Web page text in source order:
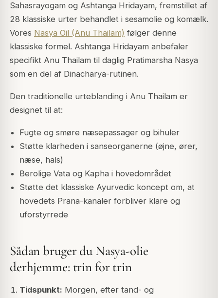
Sahasrayogam og Ashtanga Hridayam, fremstillet af
28 klassiske urter behandlet i sesamolie og komælk.
Vores Nasya Oil (Anu Thailam) følger denne
klassiske formel. Ashtanga Hridayam anbefaler
specifikt Anu Thailam til daglig Pratimarsha Nasya
som en del af Dinacharya-rutinen.
Den traditionelle urteblanding i Anu Thailam er
designet til at:
Fugte og smøre næsepassager og bihuler
Støtte klarheden i sanseorganerne (øjne, ører,
næse, hals)
Berolige Vata og Kapha i hovedområdet
Støtte det klassiske Ayurvedic koncept om, at
hovedets Prana-kanaler forbliver klare og
uforstyrrede
Sådan bruger du Nasya-olie
derhjemme: trin for trin
Tidspunkt: Morgen, efter tand- og